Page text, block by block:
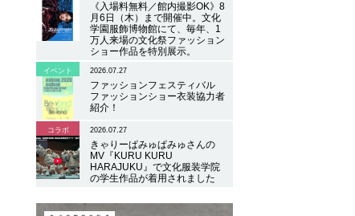
《入場料無料／館内撮影OK》8
月6日（木）まで開催中。文化
学園服飾博物館にて、毎年、1
万人来場の文化祭ファッション
ショー作品を特別展示。
イベント 2026.07.27
ファッションフェスティバル
ファッションショー衣装協力者
紹介！
コラボ 2026.07.27
きゃりーぱみゅぱみゅさんの
MV『KURU KURU
HARAJUKU』で文化服装学院
の学生作品が着用されました